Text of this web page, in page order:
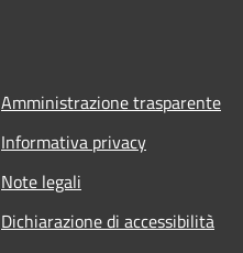
Amministrazione trasparente
Informativa privacy
Note legali
Dichiarazione di accessibilità